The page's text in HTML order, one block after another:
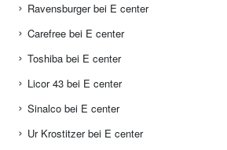
Ravensburger bei E center
Carefree bei E center
Toshiba bei E center
Licor 43 bei E center
Sinalco bei E center
Ur Krostitzer bei E center